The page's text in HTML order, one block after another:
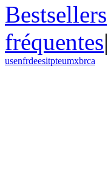
Bestsellers
fréquentes|
usenfrdeesitpteumxbrca